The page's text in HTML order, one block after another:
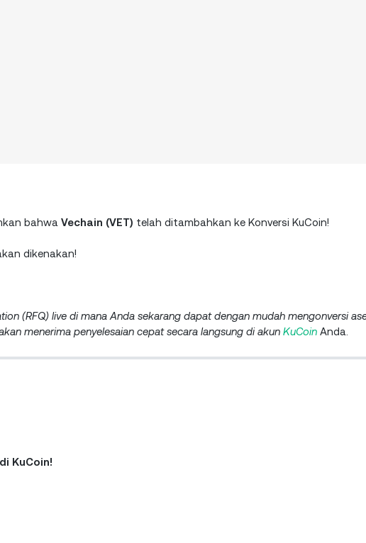
bahwa Vechain (VET) telah ditambahkan ke Konversi KuCoin!
dikenakan!
(RFQ) live di mana Anda sekarang dapat dengan mudah mengonversi
menerima penyelesaian cepat secara langsung diakun KuCoin Anda.
KuCoin!